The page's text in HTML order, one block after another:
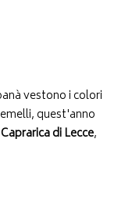
vestono i colori
quest'anno
di Lecce,